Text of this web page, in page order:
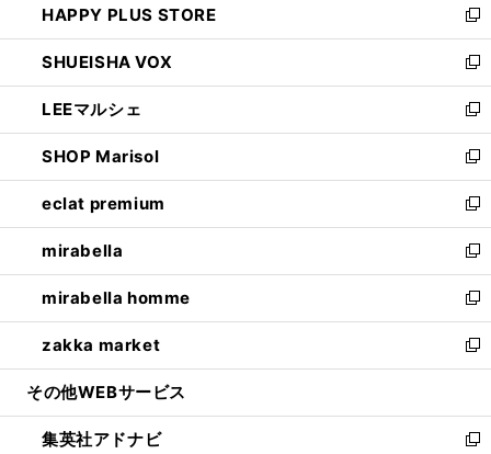
ド
ウ
で
開
く
ィ
ン
ド
ウ
で
開
く
い
ウ
ィ
ン
ド
ウ
で
開
く
HAPPY PLUS STORE
新
し
い
ウ
ィ
ン
ド
ウ
で
開
く
SHUEISHA VOX
新
し
い
ウ
ィ
ン
ド
ウ
で
開
く
LEEマルシェ
新
し
い
ウ
ィ
ン
ド
ウ
で
開
く
SHOP Marisol
新
し
い
ウ
ィ
ン
ド
ウ
で
開
eclat premium
新
し
い
ウ
ィ
ン
ド
ウ
開
く
mirabella
新
し
い
ウ
ィ
ン
ウ
で
mirabella homme
新
し
い
ウ
ン
ド
zakka market
新
し
ウ
ィ
その他WEBサービス
集英社アドナビ
新